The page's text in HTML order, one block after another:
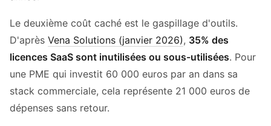
Le deuxième coût caché est le gaspillage d'outils.
D'après Vena Solutions (janvier 2026), 35% des
licences SaaS sont inutilisées ou sous-utilisées. Pour
une PME qui investit 60 000 euros par an dans sa
stack commerciale, cela représente 21 000 euros de
dépenses sans retour.